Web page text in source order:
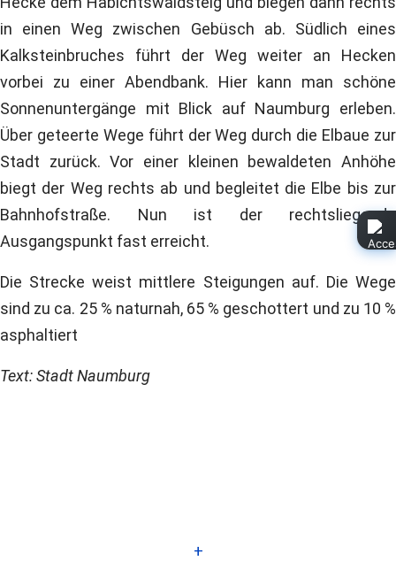
in einen Weg zwischen Gebüsch ab. Südlich eines
Kalksteinbruches führt der Weg weiter an Hecken
vorbei zu einer Abendbank. Hier kann man schöne
Sonnenuntergänge mit Blick auf Naumburg erleben.
Über geteerte Wege führt der Weg durch die Elbaue zur
Stadt zurück. Vor einer kleinen bewaldeten Anhöhe
biegt der Weg rechts ab und begleitet die Elbe bis zur
Bahnhofstraße. Nun ist der rechtsliegende
Ausgangspunkt fast erreicht.
Die Strecke weist mittlere Steigungen auf. Die Wege
sind zu ca. 25 % naturnah, 65 % geschottert und zu 10 %
asphaltiert
Text: Stadt Naumburg
+